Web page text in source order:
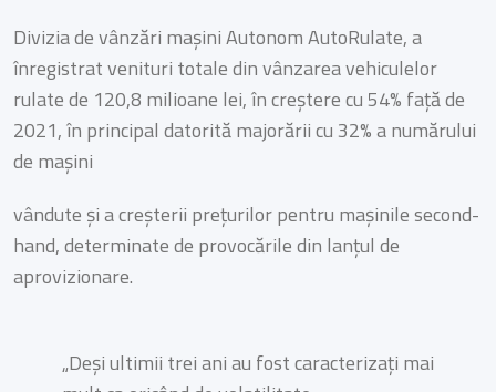
Divizia de vânzări mașini Autonom AutoRulate, a
înregistrat venituri totale din vânzarea vehiculelor
rulate de 120,8 milioane lei, în creștere cu 54% față de
2021, în principal datorită majorării cu 32% a numărului
de mașini
vândute și a creșterii prețurilor pentru mașinile second-
hand, determinate de provocările din lanțul de
aprovizionare.
„Deși ultimii trei ani au fost caracterizați mai